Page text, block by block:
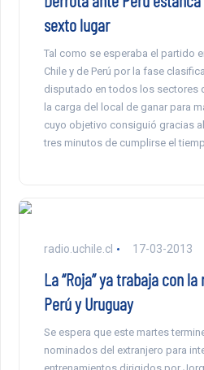
sexto lugar
Tal como se esperaba el partido
Chile y de Perú por la fase
disputado en todos los sectores
la carga del local de ganar para
cuyo objetivo consiguió gracias
tres minutos de cumplirse el
radio.uchile.cl 17-03-2013
La “Roja” ya trabaja con
Perú y Uruguay
Se espera que este martes
nominados del extranjero para